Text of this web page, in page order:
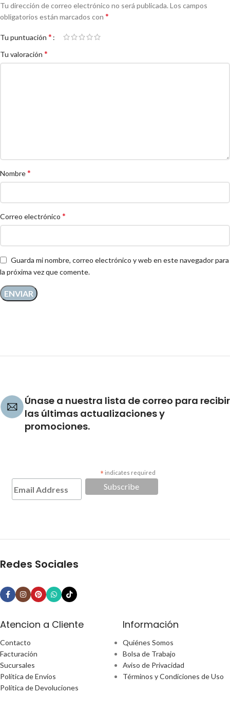
Tu dirección de correo electrónico no será publicada. Los campos
obligatorios están marcados con *
Tu puntuación *
Tu valoración *
Nombre*
Correo electrónico *
Guarda mi nombre, correo electrónico y web en este navegador para
la próxima vez que comente.
Únase a nuestra lista de correo para recibir
las últimas actualizaciones y
promociones.
* indicates required
Redes Sociales
Atencion a Cliente
Contacto
Facturación
Sucursales
Política de Envíos
Política de Devoluciones
Información
Quiénes Somos
Bolsa de Trabajo
Aviso de Privacidad
Términos y Condiciones de Uso